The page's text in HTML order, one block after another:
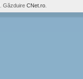
. Găzduire CNet.ro